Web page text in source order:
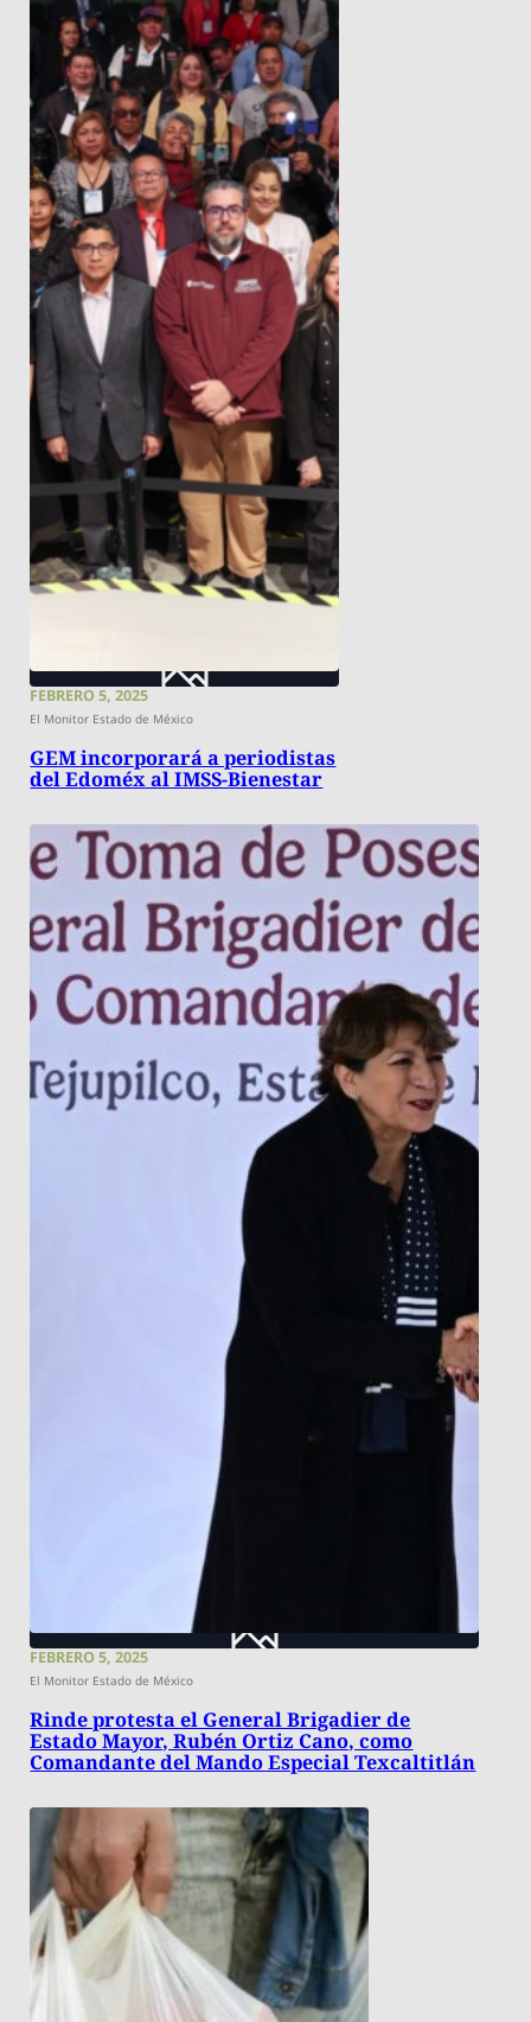
FEBRERO 5, 2025
El Monitor Estado de México
GEM incorporará a periodistas
del Edoméx al IMSS-Bienestar
FEBRERO 5, 2025
El Monitor Estado de México
Rinde protesta el General Brigadier de
Estado Mayor, Rubén Ortiz Cano, como
Comandante del Mando Especial Texcaltitlán